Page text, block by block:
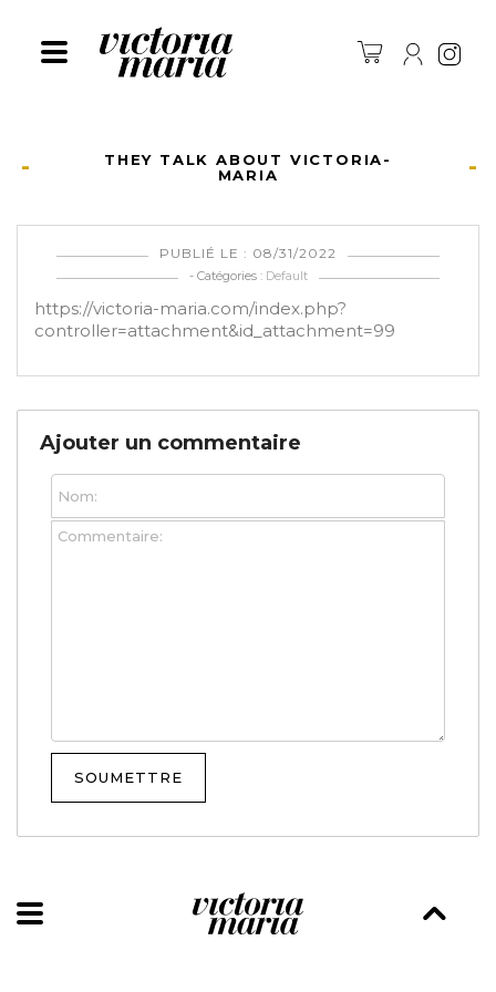
THEY TALK ABOUT VICTORIA-
MARIA
PUBLIÉ LE : 08/31/2022
- Catégories : Default
https://victoria-maria.com/index.php?
controller=attachment&id_attachment=99
Ajouter un commentaire